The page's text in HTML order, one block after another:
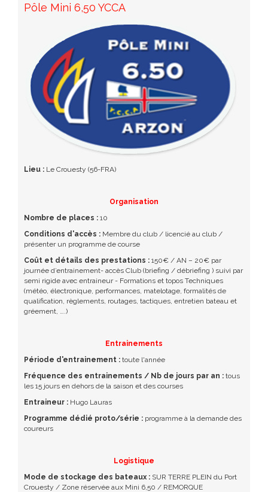
Pôle Mini 6,50 YCCA
Lieu : Le Crouesty (56-FRA)
Organisation
Nombre de places : 10
Conditions d'accès : Membre du club / licencié au club /
présenter un programme de course
Coût et détails des prestations : 150€ / AN – 20€ par
journée d’entrainement- accès Club (briefing / débriefing ) suivi par
semi rigide avec entraineur - Formations et topos Techniques
(météo, électronique, performances, matelotage, formalités de
qualification, règlements, routages, tactiques, entretien bateau et
gréement, ….)
Entrainements
Période d'entrainement : toute l'année
Fréquence des entrainements / Nb de jours par an : tous
les 15 jours en dehors de la saison et des courses
Entraineur : Hugo Lauras
Programme dédié proto/série : programme à la demande des
coureurs
Logistique
Mode de stockage des bateaux : SUR TERRE PLEIN du Port
Crouesty / Zone réservée aux Mini 6,50 / REMORQUE